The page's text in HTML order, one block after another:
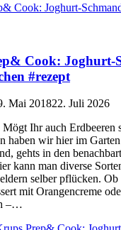
Cook: Joghurt-
#rezept
Mai 201822. Juli 2026
Ihr auch Erdbeeren
haben wir hier im
gehts in den
kann man diverse
selber pflücken.
mit Orangencreme
–…